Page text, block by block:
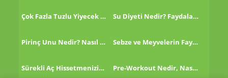
Çok Fazla Tuzlu Yiyecek Tükettikten Sonra Ne Yapmalı? Su Diyeti Nedir? Faydaları Nelerdir?
Pirinç Unu Nedir? Nasıl Tüketilir? Sebze ve Meyvelerin Faydaları!
Sürekli Aç Hissetmenizin 8 Nedeni! Pre-Workout Nedir, Nasıl Kullanılır?